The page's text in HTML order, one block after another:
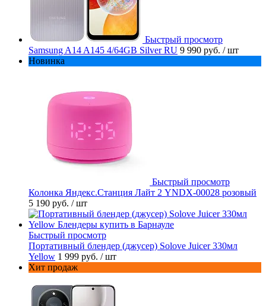
Быстрый просмотр
Samsung A14 A145 4/64GB Silver RU 9 990 руб. / шт
Новинка
Быстрый просмотр
Колонка Яндекс.Станция Лайт 2 YNDX-00028 розовый
5 190 руб. / шт
Быстрый просмотр
Портативный блендер (джусер) Solove Juicer 330мл
Yellow 1 999 руб. / шт
Хит продаж